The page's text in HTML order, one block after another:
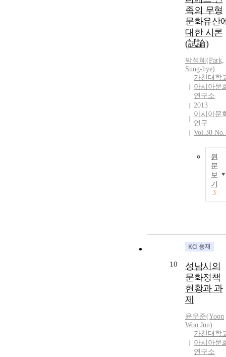
족의 무형
문화유산
대한 시론
(試論)
박성혜(Park,
Sung-hye)
가천대학
아시아문
연구소
2013
아시아문
연구
Vol.30
원
문
보
기
3
10
성남시의
문화정책
현황과 과
제
윤우준(Yoon
Woo Jun)
가천대학
아시아문
연구소